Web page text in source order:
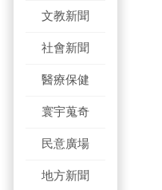
文教新聞
社會新聞
醫療保健
寰宇蒐奇
民意廣場
地方新聞